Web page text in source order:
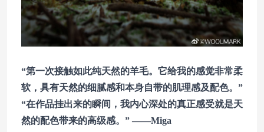
“第一次接触如此纯天然的羊毛。它给我的感觉非常柔
软，具有天然的细腻感和本身自带的肌理感及配色。”
“在作品挂出来的瞬间，我内心深处的真正感受就是天
然的配色带来的高级感。” ——Miga